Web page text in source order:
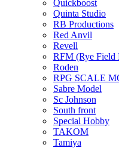
Quickboost
Quinta Studio
RB Productions
Red Anvil
Revell
RFM (Rye Field
Roden
RPG SCALE
Sabre Model
Sc Johnson
South front
Special Hobby
TAKOM
Tamiya